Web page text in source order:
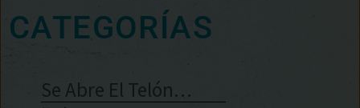
CATEGORÍAS
Se Abre El Telón…